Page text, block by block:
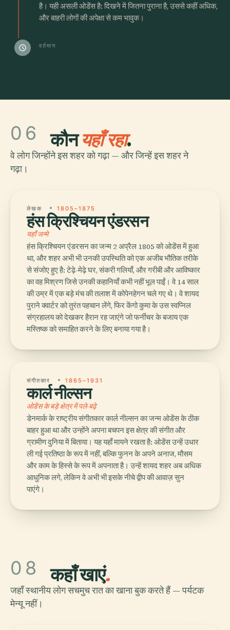
है। यही असली ओडेंस है: दिखने में जितना पुराना है, उससे कहीं अधिक,
और बाहरी लोगों की अपेक्षा से कम भावुक।
schedule वर्तमान
06 कौनयहाँ रहा.
वे लोग जिन्होंने इस शहर को गढ़ा — और जिन्हें इस शहर ने
गढ़ा।
लेखक 1805–1875
हंस क्रिश्चियन एंडरसन
यहाँ जन्मे
हंस क्रिश्चियन एंडरसन का जन्म 2 अप्रैल 1805 को ओडेंस में हुआ
था, और शहर अभी भी उनकी उपस्थिति को एक अजीब भौतिक तरीके
से संजोए हुए है: टेढ़े-मेढ़े घर, संकरी गलियाँ, और गरीबी और आविष्कार
का वह मिश्रण जिसे उनकी कहानियाँ कभी नहीं भूल पाईं। वे 14 साल
की उम्र में एक बड़े मंच की तलाश में कोपेनहेगन चले गए थे। वे शायद
पुराने क्वार्टर को तुरंत पहचान लेंगे, फिर केंगो कुमा के उस स्वप्निल
संग्रहालय को देखकर हैरान रह जाएंगे जो फर्नीचर के बजाय एक
मस्तिष्क को समाहित करने के लिए बनाया गया है।
संगीतकार 1865–1931
कार्ल नील्सन
ओडेंस के बड़े क्षेत्र में पले-बढ़े
डेनमार्क के राष्ट्रीय संगीतकार कार्ल नील्सन का जन्म ओडेंस के ठीक
बाहर हुआ था और उन्होंने अपना बचपन इस क्षेत्र की संगीत और
ग्रामीण दुनिया में बिताया। यह यहाँ मायने रखता है: ओडेंस उन्हें उधार
ली गई प्रतिष्ठा के रूप में नहीं, बल्कि फुनन के अपने अनाज, मौसम
और काम के हिस्से के रूप में अपनाता है। उन्हें शायद शहर अब अधिक
आधुनिक लगे, लेकिन वे अभी भी इसके नीचे द्वीप की आवाज़ सुन
पाएंगे।
08 कहाँ खाएं.
जहाँ स्थानीय लोग सचमुच रात का खाना बुक करते हैं — पर्यटक
मेन्यू नहीं।